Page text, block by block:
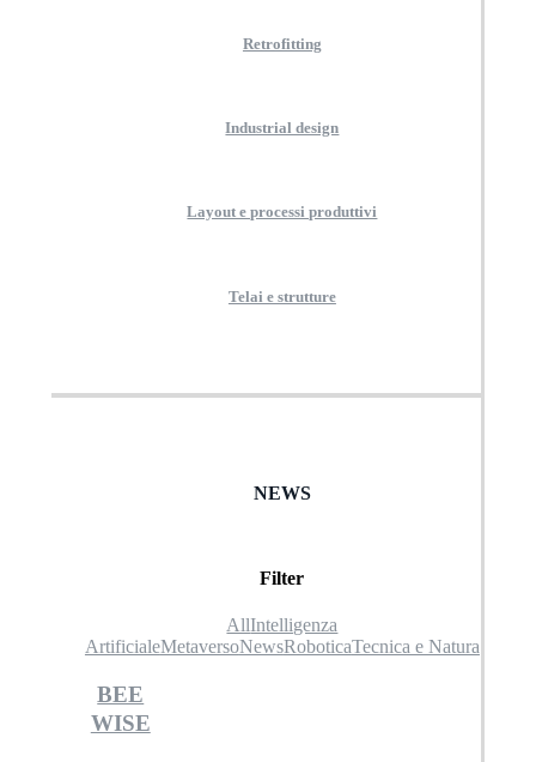
Retrofitting
Industrial design
Layout e processi produttivi
Telai e strutture
NEWS
Filter
AllIntelligenza
ArtificialeMetaversoNewsRoboticaTecnica e Natura
BEE
WISE